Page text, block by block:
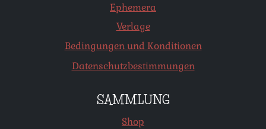
Ephemera
Verlage
Bedingungen und Konditionen
Datenschutzbestimmungen
SAMMLUNG
Shop